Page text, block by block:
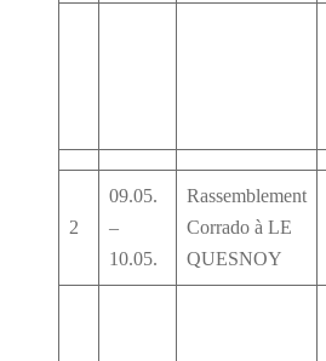
2
09.05.
–
10.05.
Rassemblement
Corrado à LE
QUESNOY